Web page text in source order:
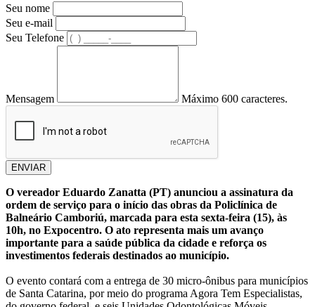
Seu nome
Seu e-mail
Seu Telefone
Mensagem Máximo 600 caracteres.
ENVIAR
O vereador Eduardo Zanatta (PT) anunciou a assinatura da
ordem de serviço para o início das obras da Policlínica de
Balneário Camboriú, marcada para esta sexta-feira (15), às
10h, no Expocentro. O ato representa mais um avanço
importante para a saúde pública da cidade e reforça os
investimentos federais destinados ao município.
O evento contará com a entrega de 30 micro-ônibus para municípios
de Santa Catarina, por meio do programa Agora Tem Especialistas,